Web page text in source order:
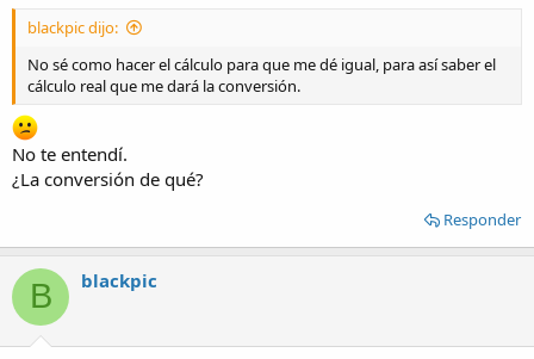
blackpic dijo:
No sé como hacer el cálculo para que me dé igual, para así saber el
cálculo real que me dará la conversión.
No te entendí.
¿La conversión de qué?
Responder
B blackpic